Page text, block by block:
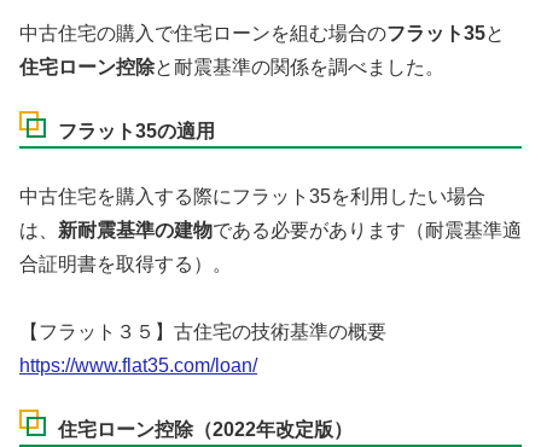
中古住宅の購入で住宅ローンを組む場合のフラット35と
住宅ローン控除と耐震基準の関係を調べました。
フラット35の適用
中古住宅を購入する際にフラット35を利用したい場合
は、 新耐震基準の建物である必要があります（耐震基準適
合証明書を取得する）。
【フラット３５】古住宅の技術基準の概要
https://www.flat35.com/loan/
住宅ローン控除（2022年改定版）